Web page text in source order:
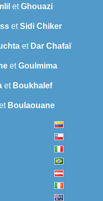
etGhouazi
etSidi Chiker
et Dar Chafaï
etGoulmima
et Boukhalef
Boulaouane